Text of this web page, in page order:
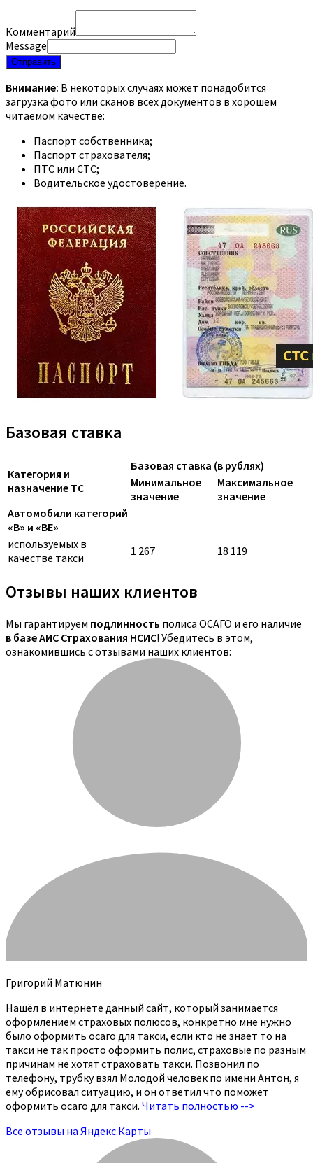
Комментарий
Message
Отправить
Внимание: В некоторых случаях может понадобится
загрузка фото или сканов всех документов в хорошем
читаемом качестве:
Паспорт собственника;
Паспорт страхователя;
ПТС или СТС;
Водительское удостоверение.
Базовая ставка
Категория и
назначение ТС
Базовая ставка (в рублях)
Минимальное
значение
Максимальное
значение
Автомобили категорий
«B» и «BE»
используемых в
качестве такси
1 267 18 119
Отзывы наших клиентов
Мы гарантируем подлинность полиса ОСАГО и его наличие
в базе АИС Страхования НСИС! Убедитесь в этом,
ознакомившись с отзывами наших клиентов:
Григорий Матюнин
Нашёл в интернете данный сайт, который занимается
оформлением страховых полюсов, конкретно мне нужно
было оформить осаго для такси, если кто не знает то на
такси не так просто оформить полис, страховые по разным
причинам не хотят страховать такси. Позвонил по
телефону, трубку взял Молодой человек по имени Антон, я
ему обрисовал ситуацию, и он ответил что поможет
оформить осаго для такси. Читать полностью -->
Все отзывы на Яндекс.Карты